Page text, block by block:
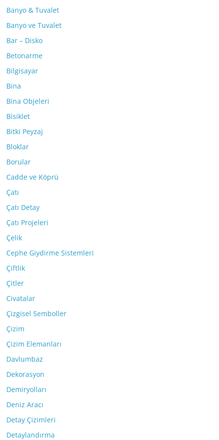
Banyo & Tuvalet
Banyo ve Tuvalet
Bar – Disko
Betonarme
Bilgisayar
Bina
Bina Objeleri
Bisiklet
Bitki Peyzaj
Bloklar
Borular
Cadde ve Köprü
Çatı
Çatı Detay
Çatı Projeleri
Çelik
Cephe Giydirme Sistemleri
Çiftlik
Çitler
Civatalar
Çizgisel Semboller
Çizim
Çizim Elemanları
Davlumbaz
Dekorasyon
Demiryolları
Deniz Aracı
Detay Çizimleri
Detaylandırma